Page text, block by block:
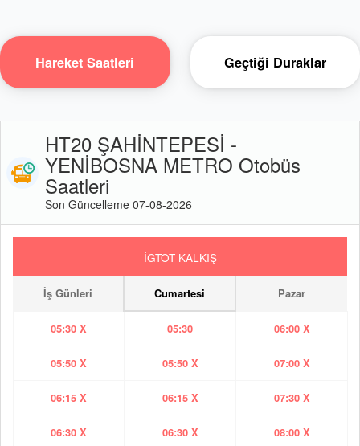
Hareket Saatleri Geçtiği Duraklar
HT20 ŞAHİNTEPESİ -
YENİBOSNA METRO Otobüs
Saatleri
Son Güncelleme 07-08-2026
İGTOT KALKIŞ
İş Günleri Cumartesi Pazar
05:30 X 05:30 06:00 X
05:50 X 05:50 X 07:00 X
06:15 X 06:15 X 07:30 X
06:30 X 06:30 X 08:00 X